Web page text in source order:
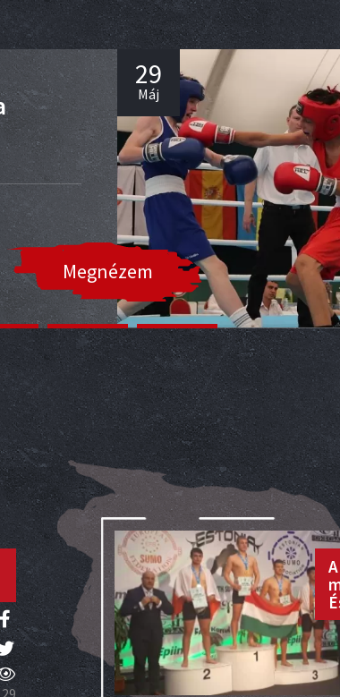
Megnézem
29
Máj
29